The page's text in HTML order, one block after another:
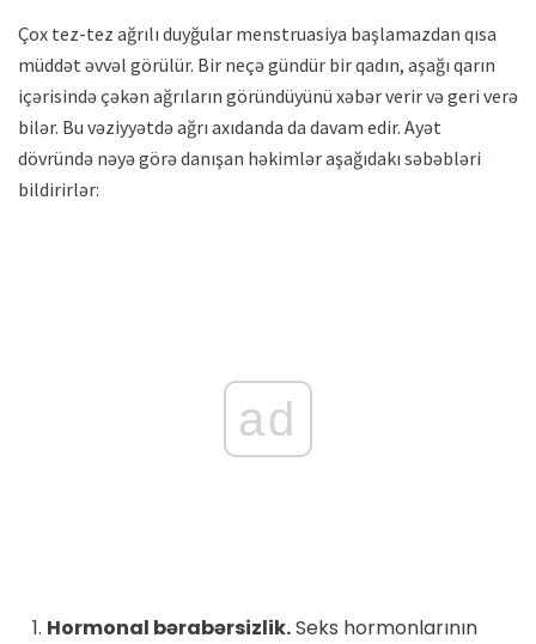
Çox tez-tez ağrılı duyğular menstruasiya başlamazdan qısa
müddət əvvəl görülür. Bir neçə gündür bir qadın, aşağı qarın
içərisində çəkən ağrıların göründüyünü xəbər verir və geri verə
bilər. Bu vəziyyətdə ağrı axıdanda da davam edir. Ayət
dövründə nəyə görə danışan həkimlər aşağıdakı səbəbləri
bildirirlər:
ad
Hormonal bərabərsizlik.Seks hormonlarının